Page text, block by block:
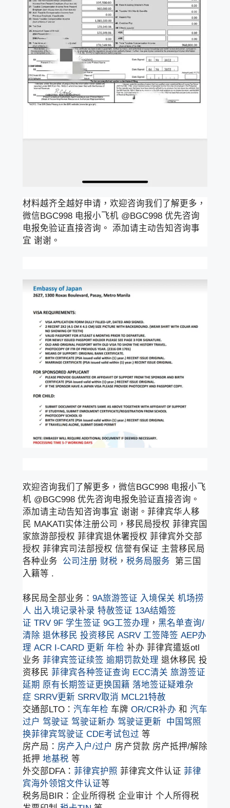
材料越齐全越好申请，欢迎咨询我们了解更多，
微信BGC998 电报小飞机 @BGC998 优先咨询
电报免验证直接咨询。 添加请主动告知咨询事
宜 谢谢。
欢迎咨询我们了解更多，微信BGC998 电报小飞
机 @BGC998 优先咨询电报免验证直接咨询。
添加请主动告知咨询事宜 谢谢。菲律宾华人移
民 MAKATI实体注册公司，移民局授权 菲律宾国
家旅游部授权 菲律宾退休署授权 菲律宾外交部
授权 菲律宾司法部授权 信誉有保证 主营移民局
各种业务 公司注册 财税 ， 税务局服务 第三国
入籍等 .
移民局全部业务： 9A旅游签证 入境保关 机场捞
人 出入境记录补录 特赦签证 13A结婚签
证 TRV 9F 学生签证 9G工签办理 ， 黑名单查询/
清除 退休移民 投资移民 ASRV 工签降签 AEP办
理 ACR I-CARD 更新 年检 补办 菲律宾遣返otl
业务 菲律宾签证续签 逾期罚款处理 退休移民 投
资移民 菲律宾各种签证查询 ECC清关 旅游签证
延期 原有长期签证更换国籍 落地签证疑难杂
症 SRRV更新 SRRV取消 MCL21特赦
交通部LTO： 汽车年检 车牌 OR/CR补办 和 汽车
过户 驾驶证 驾驶证新办 驾驶证更新
中国驾照
换菲律宾驾驶证 CDE考试包过 等
房产局： 房产入户/过户 房产贷款 房产抵押/解除
抵押 地基税 等
外交部DFA： 菲律宾护照 菲律宾文件认证 菲律
宾海外领馆文件认证等
税务局BIR：企业所得税 企业审计 个人所得税